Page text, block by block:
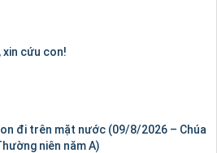
xin cứu con!
đi trên mặt nước (09/8/2026 – Chúa
niên năm A)